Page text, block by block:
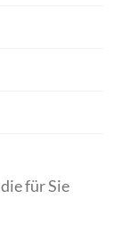
für Sie